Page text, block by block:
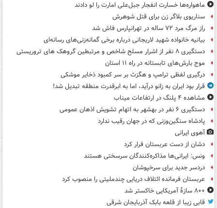
ماهواره‌ها خسارت انفجار جبل‌علی امارت را لو دادند
سناریوی بلاگر زن برای قتل شوهرش
راز مرگ مرد ۷۲ ساله در تهرانپارس فاش شد
بیانیه خانواده شهید لاریجانی درباره برخی گمانه‌زنی‌های رسانه‌ای
دستگیری ۸ نفر از اشرار مسلح شاخص و مرتبطین گروهک های تروریستی
موج بارش‌های تابستانه در راه ۱۱ استان
درگیری لفظی ترامپ و هگزث بر سر کمبود ذخایر موشکی
قرار بود ایران به زانو درآید، اما به ابرقدرت منطقه تبدیل شد!
مشاهده ۴ پلنگ در ارتفاعات میناب
دستگیری ۶ نفر در بهشهر به اتهام تشویش اذهان عمومی
پادشاه سنگین‌وزنی که در جهان رقیب ندارد
آهوی ایرانی
دشان از دست عربستان فرار کرد
ونس: ایرانی‌ها مذاکره‌کنندگان سرسختی هستند
دردسر جدید برای سرخپوشان
عربستان فرمانده ائتلاف دریایی چندملیتی را منصوب کرد
۸۰۰ سازۀ آمریکایی خاکستر شد
قابی زیبا از قلعه بابک آذربایجان شرقی